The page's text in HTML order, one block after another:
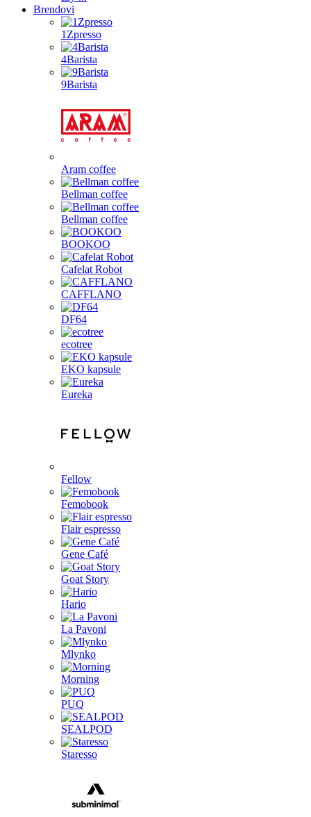
Brendovi
1Zpresso
4Barista
9Barista
Aram coffee
Bellman coffee
Bellman coffee
BOOKOO
Cafelat Robot
CAFFLANO
DF64
ecotree
EKO kapsule
Eureka
Fellow
Femobook
Flair espresso
Gene Café
Goat Story
Hario
La Pavoni
Mlynko
Morning
PUQ
SEALPOD
Staresso